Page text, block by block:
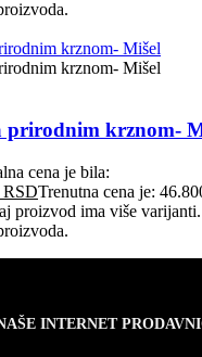
prirodnim krznom-
cena je bila:
RSDTrenutna cena je:
proizvod ima više
INTERNET